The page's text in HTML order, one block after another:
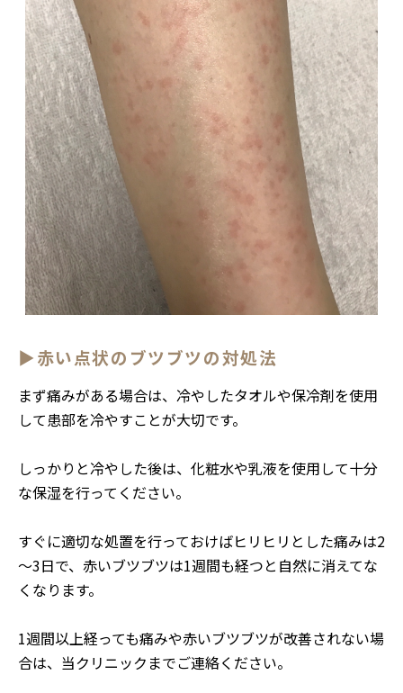
▶赤い点状のブツブツの対処法
まず痛みがある場合は、冷やしたタオルや保冷剤を使用
して患部を冷やすことが大切です。
しっかりと冷やした後は、化粧水や乳液を使用して十分
な保湿を行ってください。
すぐに適切な処置を行っておけばヒリヒリとした痛みは2
～3日で、赤いブツブツは1週間も経つと自然に消えてな
くなります。
1週間以上経っても痛みや赤いブツブツが改善されない場
合は、当クリニックまでご連絡ください。